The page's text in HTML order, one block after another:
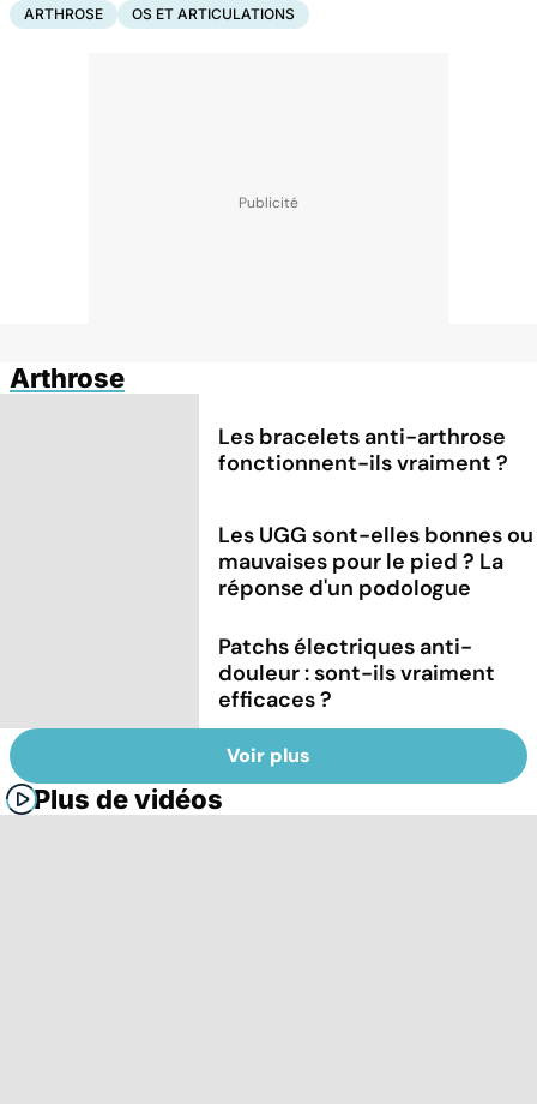
ARTHROSE OS ET ARTICULATIONS
Arthrose
Les bracelets anti-arthrose
fonctionnent-ils vraiment ?
Les UGG sont-elles bonnes ou
mauvaises pour le pied ? La
réponse d'un podologue
Patchs électriques anti-
douleur : sont-ils vraiment
efficaces ?
Voir plus
Plus de vidéos